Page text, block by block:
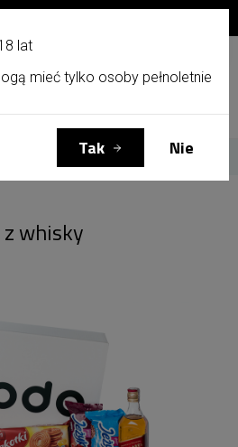
się Koszyk (0)
Krakuski z whisky
whisky
lat
mieć tylko osoby pełnoletnie
Tak Nie